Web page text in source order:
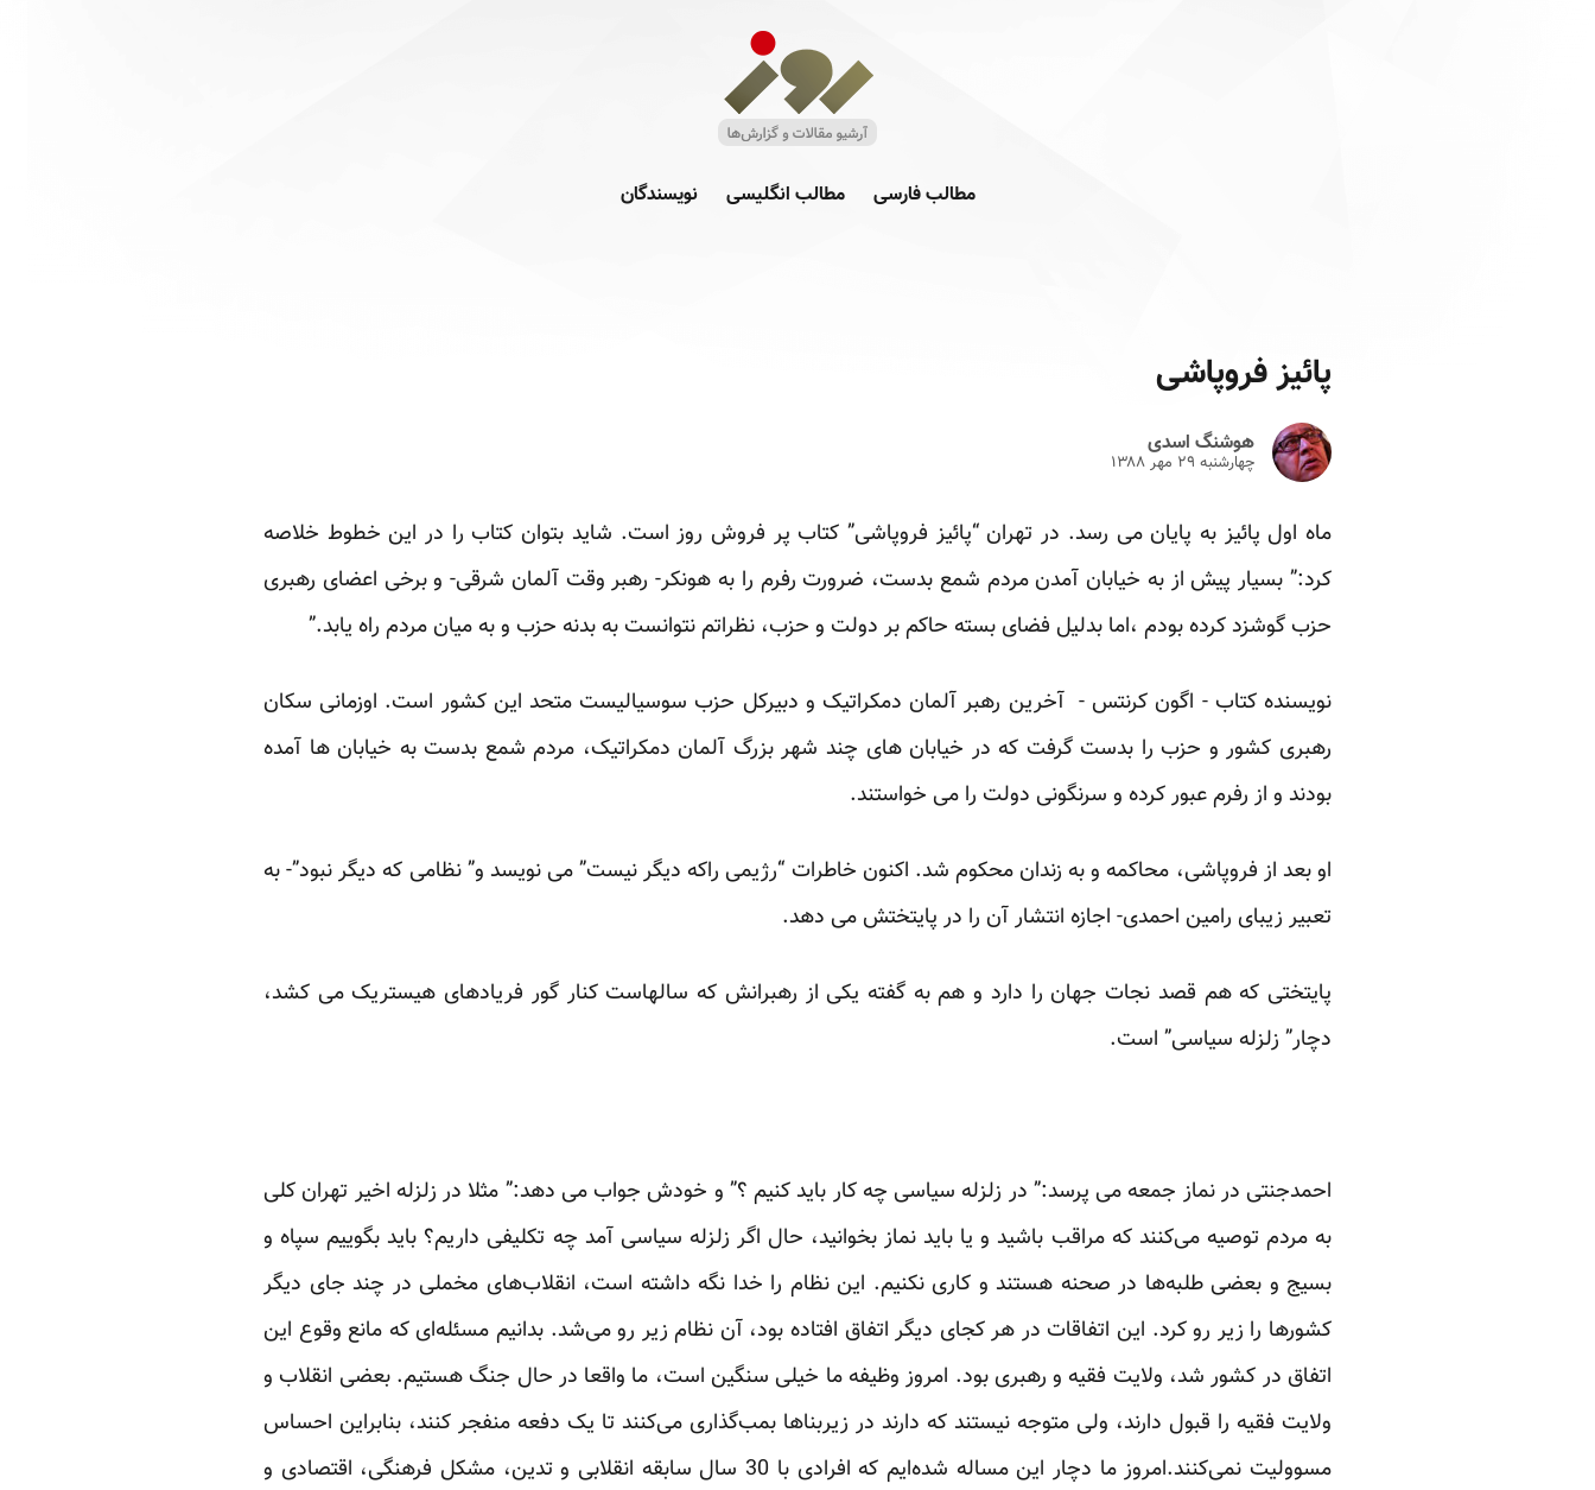
مطالب فارسی مطالب انگلیسی نویسندگان
پائیز فروپاشی
هوشنگ اسدی
چهارشنبه ۲۹ مهر ۱۳۸۸
ماه اول پائیز به پایان می رسد. در تهران “پائیز فروپاشی” کتاب پر فروش روز است. شاید بتوان کتاب را در این خطوط خلاصه
کرد:” بسیار پیش از به خیابان آمدن مردم شمع بدست، ضرورت رفرم را به هونکر- رهبر وقت آلمان شرقی- و برخی اعضای رهبری
حزب گوشزد کرده بودم ،اما بدلیل فضای بسته حاکم بر دولت و حزب، نظراتم نتوانست به بدنه حزب و به میان مردم راه یابد.”
نویسنده کتاب - اگون کرنتس - آخرین رهبر آلمان دمکراتیک و دبیرکل حزب سوسیالیست متحد این کشور است. اوزمانی سکان
رهبری کشور و حزب را بدست گرفت که در خیابان های چند شهر بزرگ آلمان دمکراتیک، مردم شمع بدست به خیابان ها آمده
بودند و از رفرم عبور کرده و سرنگونی دولت را می خواستند.
او بعد از فروپاشی، محاکمه و به زندان محکوم شد. اکنون خاطرات “رژیمی راکه دیگر نیست” می نویسد و” نظامی که دیگر نبود”- به
تعبیر زیبای رامین احمدی- اجازه انتشار آن را در پایتختش می دهد.
پایتختی که هم قصد نجات جهان را دارد و هم به گفته یکی از رهبرانش که سالهاست کنار گور فریادهای هیستریک می کشد،
دچار” زلزله سیاسی” است.
احمدجنتی در نماز جمعه می پرسد:” در زلزله سیاسی چه کار باید کنیم ؟” و خودش جواب می دهد:” مثلا در زلزله اخیر تهران کلی
به مردم توصیه می‌کنند که مراقب باشید و یا باید نماز بخوانید، حال اگر زلزله سیاسی آمد چه تکلیفی داریم؟ باید بگوییم سپاه و
بسیج و بعضی طلبه‌ها در صحنه هستند و کاری نکنیم. این نظام را خدا نگه داشته است، انقلاب‌های مخملی در چند جای دیگر
کشورها را زیر رو کرد. این اتفاقات در هر کجای دیگر اتفاق افتاده بود، آن نظام زیر رو می‌شد. بدانیم مسئله‌ای که مانع وقوع این
اتفاق در کشور شد، ولایت فقیه و رهبری بود. امروز وظیفه ما خیلی سنگین است، ما واقعا در حال جنگ هستیم. بعضی انقلاب و
ولایت فقیه را قبول دارند، ولی متوجه نیستند که دارند در زیربناها بمب‌گذاری می‌کنند تا یک دفعه منفجر کنند، بنابراین احساس
مسوولیت نمی‌کنند.امروز ما دچار این مساله شده‌ایم که افرادی با 30 سال سابقه انقلابی و تدین، مشکل فرهنگی، اقتصادی و